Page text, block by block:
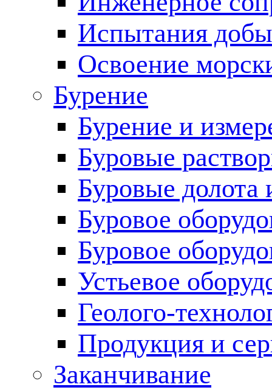
Испытания
Освоение
Бурение
Бурение и
Буровые
Буровые долота
Буровое
Буровое
Устьевое
Геолого-
Продукция и
Заканчивание